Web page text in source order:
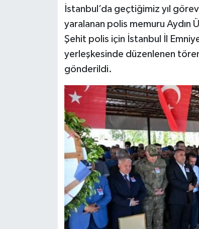
İstanbul’da geçtiğimiz yıl
yaralanan polis memuru Aydın
Şehit polis için İstanbul İl
yerleşkesinde düzenlenen
gönderildi.
Ulusal Haberler
Teknoloji Haberleri
Siyaset Haberleri
Dünya Haberleri
Yerel Haberler
Haber Arşivi